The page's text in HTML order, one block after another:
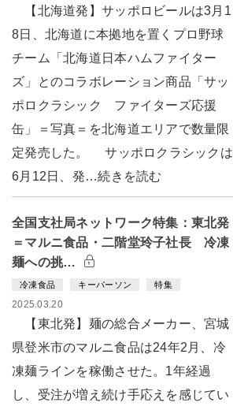
【北海道発】サッポロビールは3月1
8日、北海道に本拠地を置くプロ野球
チーム「北海道日本ハムファイター
ズ」とのコラボレーション商品「サッ
ポロクラシック ファイターズ応援
缶」＝写真＝を北海道エリアで数量限
定発売した。 サッポロクラシックは
6月12日、発…続きを読む
全国支社局ネットワーク特集：東北発
＝マルニ食品・二階堂玲子社長 冷凍
麺への挑…
冷凍食品 キーパーソン 特集
2025.03.20
【東北発】麺の総合メーカー、宮城
県登米市のマルニ食品は24年2月、冷
凍麺ラインを稼働させた。1年経過
し、受注が増え続け手応えを感じてい